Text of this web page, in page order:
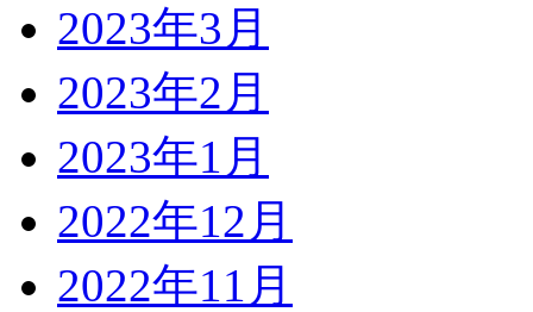
2023年3月
2023年2月
2023年1月
2022年12月
2022年11月